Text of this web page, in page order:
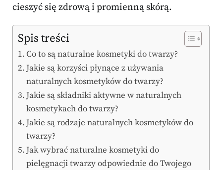
cieszyć się zdrową i promienną skórą.
Spis treści
Co to są naturalne kosmetyki do twarzy?
Jakie są korzyści płynące z używania
naturalnych kosmetyków do twarzy?
Jakie są składniki aktywne w naturalnych
kosmetykach do twarzy?
Jakie są rodzaje naturalnych kosmetyków do
twarzy?
Jak wybrać naturalne kosmetyki do
pielęgnacji twarzy odpowiednie do Twojego